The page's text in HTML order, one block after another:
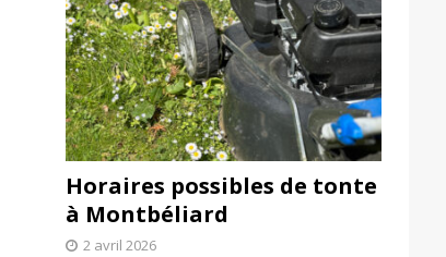
Horaires possibles de tonte
à Montbéliard
2 avril 2026